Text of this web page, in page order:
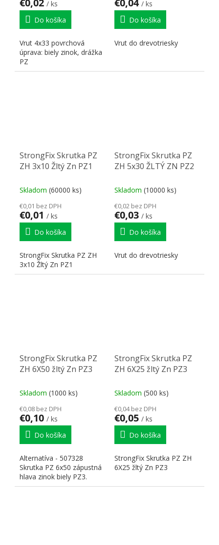
€0,02 / ks
Do košíka
Vrut 4x33 povrchová
úprava: biely zinok, drážka
PZ
€0,04 / ks
Do košíka
Vrut do drevotriesky
StrongFix Skrutka PZ
ZH 3x10 Žltý Zn PZ1
Skladom (60000 ks)
€0,01 bez DPH
€0,01 / ks
Do košíka
StrongFix Skrutka PZ ZH
3x10 Žltý Zn PZ1
StrongFix Skrutka PZ
ZH 5x30 ŽLTÝ ZN PZ2
Skladom (10000 ks)
€0,02 bez DPH
€0,03 / ks
Do košíka
Vrut do drevotriesky
StrongFix Skrutka PZ
ZH 6X50 žltý Zn PZ3
Skladom (1000 ks)
€0,08 bez DPH
€0,10 / ks
Do košíka
Alternatíva - 507328
Skrutka PZ 6x50 zápustná
hlava zinok biely PZ3.
StrongFix Skrutka PZ
ZH 6X25 žltý Zn PZ3
Skladom (500 ks)
€0,04 bez DPH
€0,05 / ks
Do košíka
StrongFix Skrutka PZ ZH
6X25 žltý Zn PZ3